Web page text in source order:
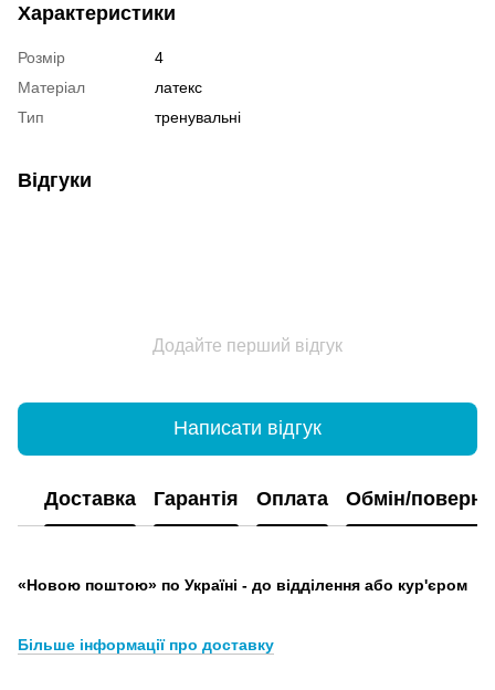
Характеристики
Розмір
4
Матеріал
латекс
Тип
тренувальні
Відгуки
Додайте перший відгук
Написати відгук
Доставка Гарантія Оплата Обмін/
«Новою поштою» по Україні - до відділення або кур'єром
Більше інформації про доставку